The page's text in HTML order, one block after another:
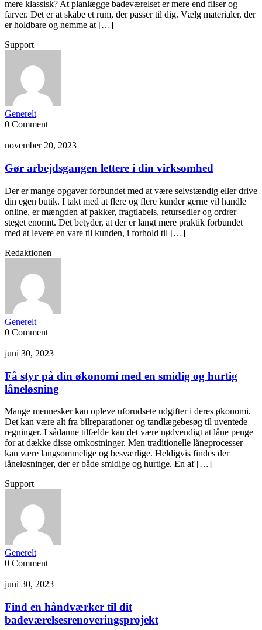
mere klassisk? At planlægge badeværelset er mere end fliser og
farver. Det er at skabe et rum, der passer til dig. Vælg materialer, der
er holdbare og nemme at […]
Support
Generelt
0 Comment
november 20, 2023
Gør arbejdsgangen lettere i din virksomhed
Der er mange opgaver forbundet med at være selvstændig eller drive
din egen butik. I takt med at flere og flere kunder gerne vil handle
online, er mængden af pakker, fragtlabels, retursedler og ordrer
steget enormt. Det betyder, at der er langt mere praktik forbundet
med at levere en vare til kunden, i forhold til […]
Redaktionen
Generelt
0 Comment
juni 30, 2023
Få styr på din økonomi med en smidig og hurtig
låneløsning
Mange mennesker kan opleve uforudsete udgifter i deres økonomi.
Det kan være alt fra bilreparationer og tandlægebesøg til uventede
regninger. I sådanne tilfælde kan det være nødvendigt at låne penge
for at dække disse omkostninger. Men traditionelle låneprocesser
kan være langsommelige og besværlige. Heldigvis findes der
låneløsninger, der er både smidige og hurtige. En af […]
Support
Generelt
0 Comment
juni 30, 2023
Find en håndværker til dit
badeværelsesrenoveringsprojekt